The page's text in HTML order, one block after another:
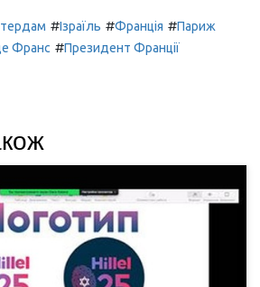
#Ізраїль #Франція #Париж
Франс #Президент Франції